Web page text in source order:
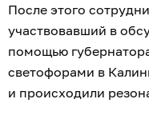
После этого
участвовавший в
помощью
светофорами в
и происходили